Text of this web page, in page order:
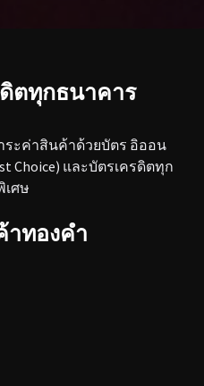
ตทุกธนาคาร
ระค่าสินค้าด้วยบัตร อิออน
Choice) และบัตรเครดิตทุก
เศษ
ทองคำ